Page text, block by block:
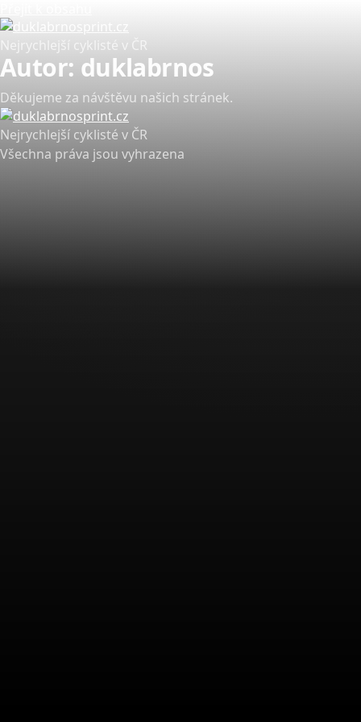
Nejrychlejší cyklisté v ČR
Autor: duklabrnos
Děkujeme za návštěvu našich stránek.
Nejrychlejší cyklisté v ČR
Všechna práva jsou vyhrazena